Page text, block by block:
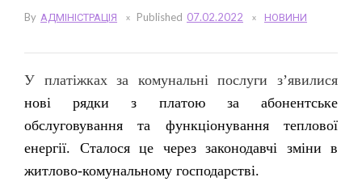
By АДМІНІСТРАЦІЯ Published 07.02.2022 НОВИНИ
У платіжках за комунальні послуги з’явилися
нові рядки з платою за абонентське
обслуговування та функціонування теплової
енергії. Сталося це через законодавчі зміни в
житлово-комунальному господарстві.